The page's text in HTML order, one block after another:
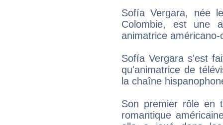
Sofía Vergara, née
Colombie, est une
animatrice américano-
Sofía Vergara s'est
qu'animatrice de
la chaîne
Son premier rôle en
romantique